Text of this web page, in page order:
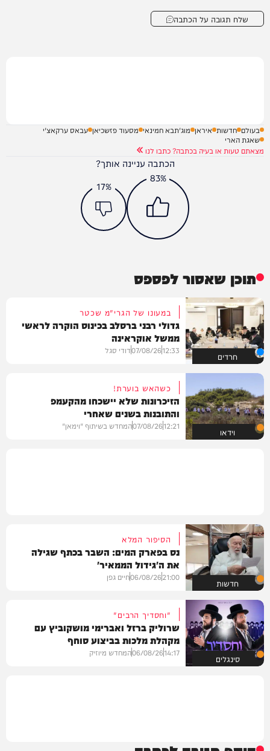
שלח תגובה על הכתבה
בעולם חדשות איראן מוג'תבא חמינאי מסעוד פזשכיאן עבאס ערקאצ'י
שאגת הארי
מצאתם טעות או בעיה בכתבה? כתבו לנו
הכתבה עניינה אותך?
83%
17%
תוכן שאסור לפספס
חרדים
במעונו של הגרי"מ שכטר
גדולי רבני ברסלב בכינוס הוקרה לראשי
ממשל אוקראינה
12:33
07/08/26דודי סגל
וידאו
כשהאש בוערת!
הזיכרונות שלא יישכחו מהקעמפ
והתובנות בשנים שאחרי
12:21
07/08/26המחדש בשיתוף "וימאן"
חדשות
הסיפור המלא
נס בפארק המים: השבר בכתף שגילה
את ה'גידול הממאיר'
21:00
06/08/26חיים גפן
סינגלים
"וחסדיך הרבים"
שרוליק ברזל ואברימי מושקוביץ עם
מקהלת מלכות בביצוע סוחף
14:17
06/08/26המחדש מיוזיק